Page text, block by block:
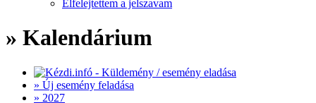
Elfelejtettem a jelszavam
» Kalendárium
» Új esemény feladása
» 2027